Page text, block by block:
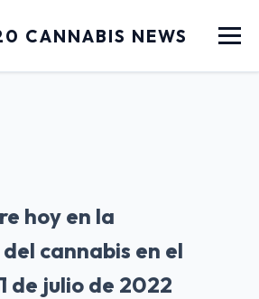
CANNABIS NEWS Menu
hoy en la
cannabis en el
de julio de 2022